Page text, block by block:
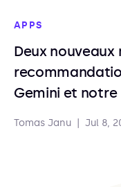
APPS
Deux
Gemini et
Tomas Janu Jul 8,